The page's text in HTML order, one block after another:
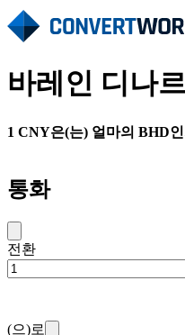
바레인 디나
1 CNY은(는) 얼마의 BHD
통화
전환
(으)로